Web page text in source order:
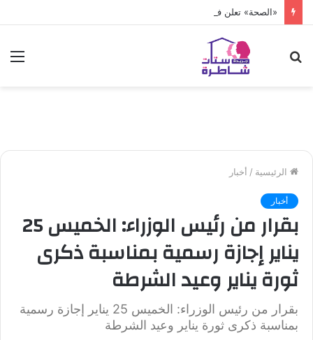
«الصحة» تعلن فحص أكثر من 10 ملايين طفل
الرئيسية / أخبار
أخبار
بقرار من رئيس الوزراء: الخميس 25
يناير إجازة رسمية بمناسبة ذكرى
ثورة يناير وعيد الشرطة
بقرار من رئيس الوزراء: الخميس 25 يناير إجازة رسمية
بمناسبة ذكرى ثورة يناير وعيد الشرطة